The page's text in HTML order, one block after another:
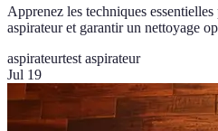
Apprenez les techniques
aspirateur et garantir un nettoyage
aspirateurtest aspirateur
Jul 19